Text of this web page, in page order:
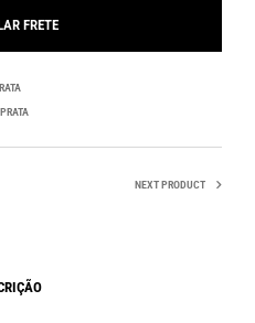
PRATA
NEXT PRODUCT